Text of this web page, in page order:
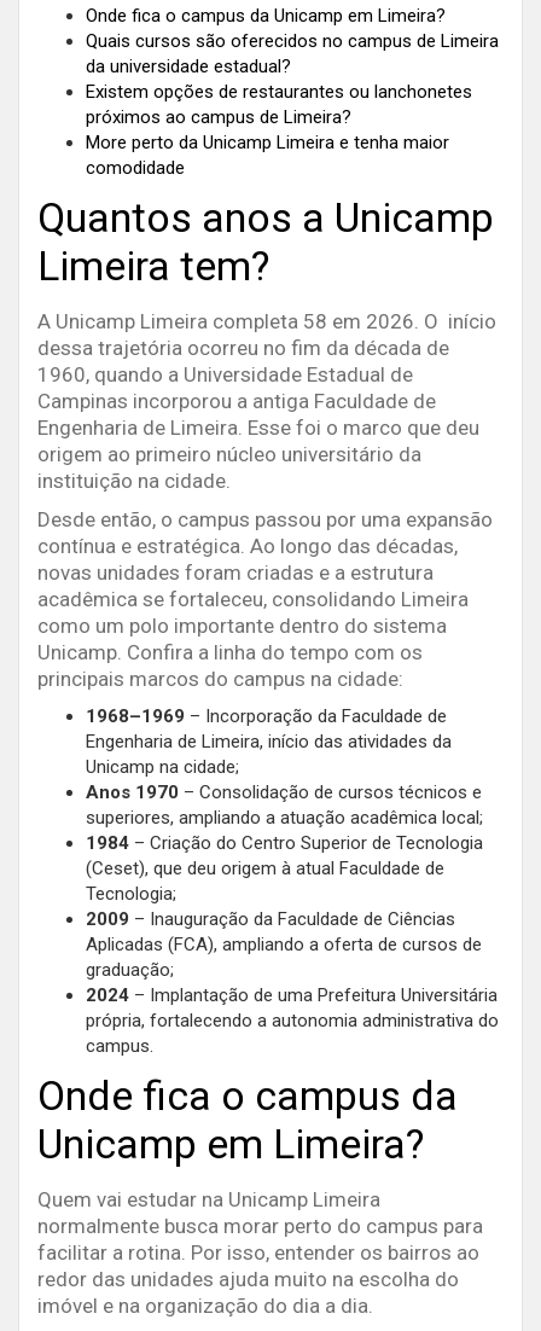
Onde fica o campus da Unicamp em Limeira?
Quais cursos são oferecidos no campus de Limeira
da universidade estadual?
Existem opções de restaurantes ou lanchonetes
próximos ao campus de Limeira?
More perto da Unicamp Limeira e tenha maior
comodidade
Quantos anos a Unicamp
Limeira tem?
A Unicamp Limeira completa 58 em 2026. O início
dessa trajetória ocorreu no fim da década de
1960, quando a Universidade Estadual de
Campinas incorporou a antiga Faculdade de
Engenharia de Limeira. Esse foi o marco que deu
origem ao primeiro núcleo universitário da
instituição na cidade.
Desde então, o campus passou por uma expansão
contínua e estratégica. Ao longo das décadas,
novas unidades foram criadas e a estrutura
acadêmica se fortaleceu, consolidando Limeira
como um polo importante dentro do sistema
Unicamp. Confira a linha do tempo com os
principais marcos do campus na cidade:
1968–1969 – Incorporação da Faculdade de
Engenharia de Limeira, início das atividades da
Unicamp na cidade;
Anos 1970 – Consolidação de cursos técnicos e
superiores, ampliando a atuação acadêmica local;
1984 – Criação do Centro Superior de Tecnologia
(Ceset), que deu origem à atual Faculdade de
Tecnologia;
2009 – Inauguração da Faculdade de Ciências
Aplicadas (FCA), ampliando a oferta de cursos de
graduação;
2024 – Implantação de uma Prefeitura Universitária
própria, fortalecendo a autonomia administrativa do
campus.
Onde fica o campus da
Unicamp em Limeira?
Quem vai estudar na Unicamp Limeira
normalmente busca morar perto do campus para
facilitar a rotina. Por isso, entender os bairros ao
redor das unidades ajuda muito na escolha do
imóvel e na organização do dia a dia.